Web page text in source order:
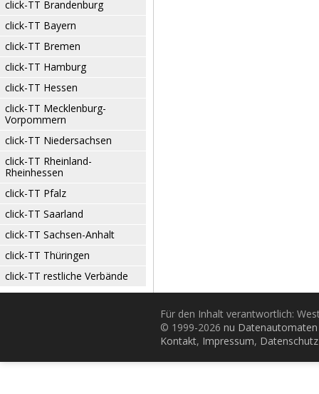
click-TT Brandenburg
click-TT Bayern
click-TT Bremen
click-TT Hamburg
click-TT Hessen
click-TT Mecklenburg-
Vorpommern
click-TT Niedersachsen
click-TT Rheinland-
Rheinhessen
click-TT Pfalz
click-TT Saarland
click-TT Sachsen-Anhalt
click-TT Thüringen
click-TT restliche Verbände
Für den Inhalt verantwortlich:
© 1999-2026 nu
Kontakt, Impressum, Datenschutz